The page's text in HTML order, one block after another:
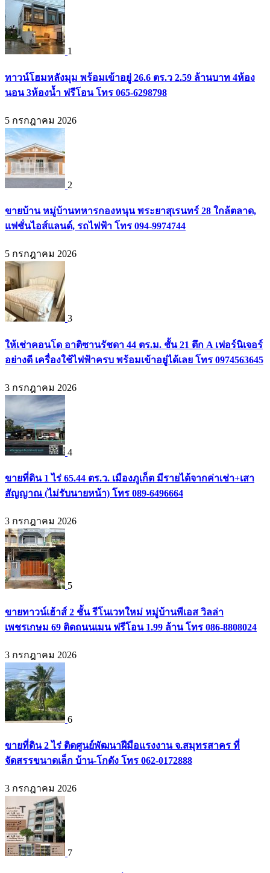
1
ทาวน์โฮมหลังมุม พร้อมเข้าอยู่ 26.6 ตร.ว 2.59 ล้านบาท 4ห้อง
นอน 3ห้องน้ำ ฟรีโอน โทร 065-6298798
5 กรกฎาคม 2026
2
ขายบ้าน หมู่บ้านทหารกองหนุน พระยาสุเรนทร์ 28 ใกล้ตลาด,
แฟชั่นไอส์แลนด์, รถไฟฟ้า โทร 094-9974744
5 กรกฎาคม 2026
3
ให้เช่าคอนโด อาติซานรัชดา 44 ตร.ม. ชั้น 21 ตึก A เฟอร์นิเจอร์
อย่างดี เครื่องใช้ไฟฟ้าครบ พร้อมเข้าอยู่ได้เลย โทร 0974563645
3 กรกฎาคม 2026
4
ขายที่ดิน 1 ไร่ 65.44 ตร.ว. เมืองภูเก็ต มีรายได้จากค่าเช่า+เสา
สัญญาณ (ไม่รับนายหน้า) โทร 089-6496664
3 กรกฎาคม 2026
5
ขายทาวน์เฮ้าส์ 2 ชั้น รีโนเวทใหม่ หมู่บ้านพีเอส วิลล่า
เพชรเกษม 69 ติดถนนเมน ฟรีโอน 1.99 ล้าน โทร 086-8808024
3 กรกฎาคม 2026
6
ขายที่ดิน 2 ไร่ ติดศูนย์พัฒนาฝีมือแรงงาน จ.สมุทรสาคร ที่
จัดสรรขนาดเล็ก บ้าน-โกดัง โทร 062-0172888
3 กรกฎาคม 2026
7